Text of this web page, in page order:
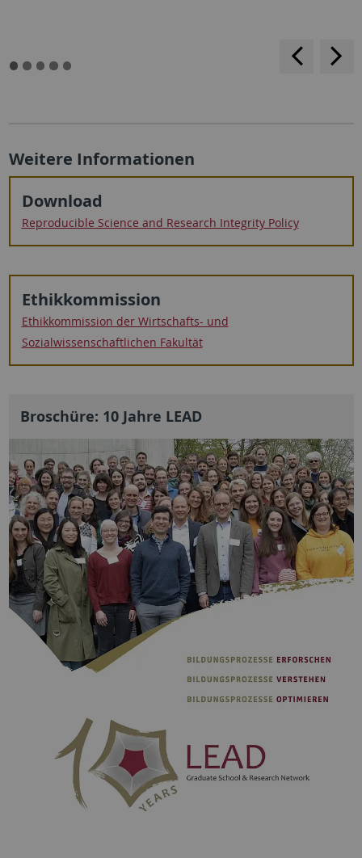
Weitere Informationen
Download
Reproducible Science and Research Integrity Policy
Ethikkommission
Ethikkommission der Wirtschafts- und
Sozialwissenschaftlichen Fakultät
Broschüre: 10 Jahre LEAD